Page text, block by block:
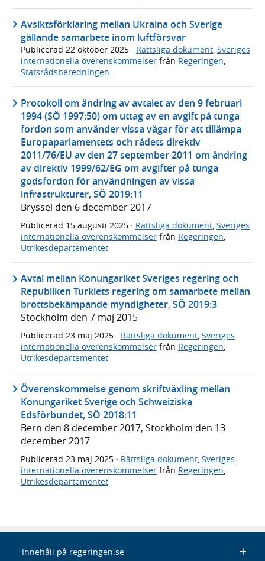
Avsiktsförklaring mellan Ukraina och Sverige
gällande samarbete inom luftförsvar
Publicerad 22 oktober 2025 · Rättsliga dokument, Sveriges
internationella överenskommelser från Regeringen,
Statsrådsberedningen
Protokoll om ändring av avtalet av den 9 februari
1994 (SÖ 1997:50) om uttag av en avgift på tunga
fordon som använder vissa vägar för att tillämpa
Europaparlamentets och rådets direktiv
2011/76/EU av den 27 september 2011 om ändring
av direktiv 1999/62/EG om avgifter på tunga
godsfordon för användningen av vissa
infrastrukturer, SÖ 2019:11
Bryssel den 6 december 2017
Publicerad 15 augusti 2025 · Rättsliga dokument Sveriges
internationella överenskommelser från Regeringen
Utrikesdepartementet
Avtal mellan Konungariket Sveriges regering och
Republiken Turkiets regering om samarbete mellan
brottsbekämpande myndigheter, SÖ 2019:3
Stockholm den 7 maj 2015
Publicerad 23 maj 2025 · Rättsliga dokument, Sveriges
internationella överenskommelser från Regeringen,
Utrikesdepartementet
Överenskommelse genom skriftväxling mellan
Konungariket Sverige och Schweiziska
Edsförbundet, SÖ 2018:11
Bern den 8 december 2017, Stockholm den 13
december 2017
Publicerad 23 maj 2025 · Rättsliga dokument, Sveriges
internationella överenskommelser från Regeringen,
Utrikesdepartementet
Innehåll på regeringen.se